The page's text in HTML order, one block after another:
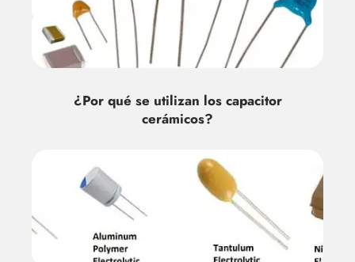
¿Por qué se utilizan los capacitor
cerámicos?